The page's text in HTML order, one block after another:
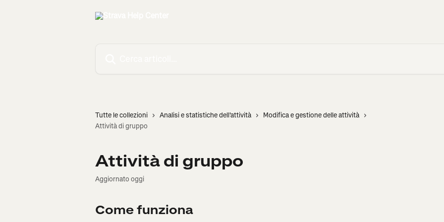
Tutte le collezioni Analisi e statistiche dell'attività
Modifica e gestione delle attività
Attività di gruppo
Attività di gruppo
Aggiornato oggi
Come funziona